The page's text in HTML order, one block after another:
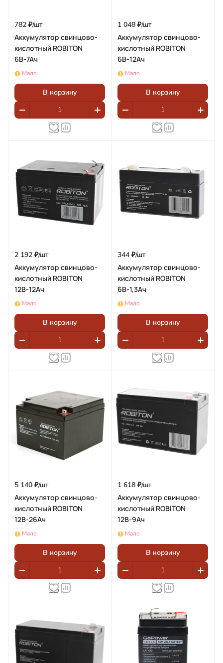
782 ₽/шт
Аккумулятор свинцово-
кислотный ROBITON
6В-7Ач
Мало
В корзину
1 048 ₽/шт
Аккумулятор свинцово-
кислотный ROBITON
6В-12Ач
Мало
В корзину
2 192 ₽/шт
Аккумулятор свинцово-
кислотный ROBITON
12В-12Ач
Мало
В корзину
344 ₽/шт
Аккумулятор свинцово-
кислотный ROBITON
6В-1,3Ач
Мало
В корзину
5 140 ₽/шт
Аккумулятор свинцово-
кислотный ROBITON
12В-26Ач
Мало
В корзину
1 618 ₽/шт
Аккумулятор свинцово-
кислотный ROBITON
12В-9Ач
Мало
В корзину